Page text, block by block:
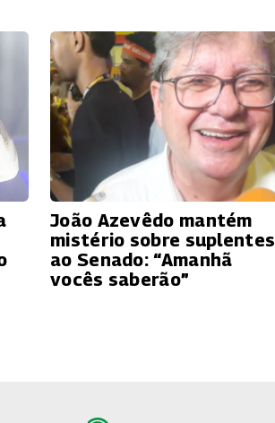
João Azevêdo mantém
mistério sobre suplentes
ao Senado: “Amanhã
vocês saberão”